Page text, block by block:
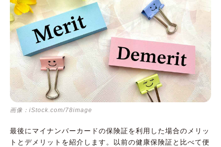
画像：iStock.com/78image
最後にマイナンバーカードの保険証を利用した場合のメリッ
トとデメリットを紹介します。以前の健康保険証と比べて便